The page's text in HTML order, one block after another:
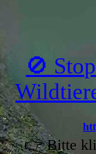
🚫
👉 Bitte